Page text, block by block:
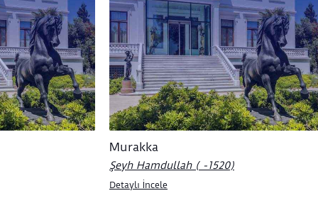
Murakka
Şeyh Hamdullah ( -1520)
Detaylı İncele